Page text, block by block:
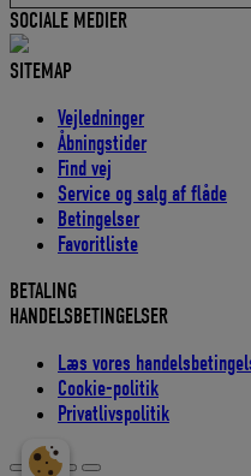
SOCIALE MEDIER
SITEMAP
Vejledninger
Åbningstider
Find vej
Service og salg af flåde
Betingelser
Favoritliste
BETALING
HANDELSBETINGELSER
Læs vores
Cookie-politik
Privatlivspolitik